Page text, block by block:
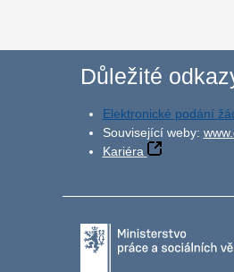
Důležité
Elektronické podání
Související weby:
Kariéra